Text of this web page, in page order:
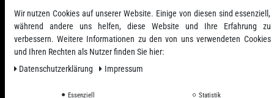
Wir nutzen Cookies auf unserer Website. Einige von diesen sind essenziell,
während andere uns helfen, diese Website und Ihre Erfahrung zu
verbessern. Weitere Informationen zu den von uns verwendeten Cookies
und Ihren Rechten als Nutzer finden Sie hier:
Daten­schutz­erklärung
Impressum
Essenziell Statistik